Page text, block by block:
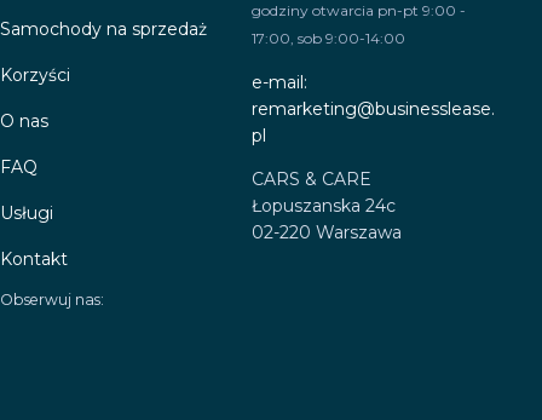
Samochody na sprzedaż
Korzyści
O nas
FAQ
Usługi
Kontakt
godziny otwarcia pn-pt 9:00 -
17:00, sob 9:00-14:00
e-mail:
remarketing@businesslease.
pl
CARS & CARE
Łopuszanska 24c
02-220 Warszawa
Obserwuj nas: